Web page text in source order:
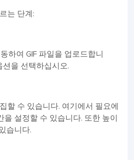
는 단계:
하여 GIF 파일을 업로드합니
션을 선택하십시오.
할 수 있습니다. 여기에서 필요에
을 설정할 수 있습니다. 또한 높이
습니다.